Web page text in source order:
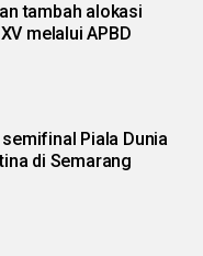
tambah alokasi
melalui APBD
Piala Dunia
di Semarang